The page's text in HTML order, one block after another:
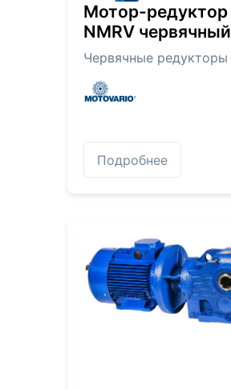
Мотор-редуктор
NMRV червячный
Червячные редукторы
Подробнее